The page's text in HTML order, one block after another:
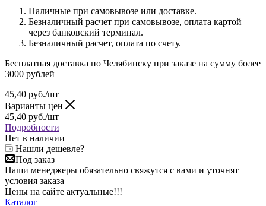
Наличные при самовывозе или доставке.
Безналичный расчет при самовывозе, оплата картой
через банковский терминал.
Безналичный расчет, оплата по счету.
Бесплатная доставка по Челябинску при заказе на сумму более
3000 рублей
45,40 руб./шт
Варианты цен
45,40 руб./шт
Подробности
Нет в наличии
Нашли дешевле?
Под заказ
Наши менеджеры обязательно свяжутся с вами и уточнят
условия заказа
Цены на сайте актуальные!!!
Каталог